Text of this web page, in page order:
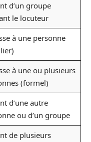
d’un groupe
le locuteur
à une personne
à une ou plusieurs
(formel)
d’une autre
ou d’un groupe
de plusieurs